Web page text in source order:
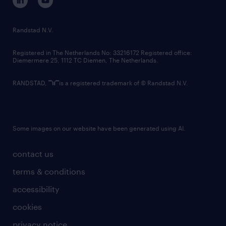
randstad innovation fund
country websites
contact us
terms & conditions
accessibility
cookies
Randstad N.V.
Registered in The Netherlands No: 33216172 Registered office:
Diemermere 25, 1112 TC Diemen, The Netherlands.
RANDSTAD, is a registered trademark of © Randstad N.V.
Some images on our website have been generated using AI.